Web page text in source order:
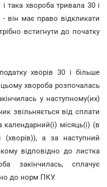
така хвороба тривала 30 і
він має право відкликати
встигнути до початку
хворів 30 і більше
хвороба розпочалась
у наступному(их)
звільняється від сплати
місяць(і) (в
(хворів)), а за наступний
відповідно до листка
закінчилась, сплачує
до норм ПКУ.